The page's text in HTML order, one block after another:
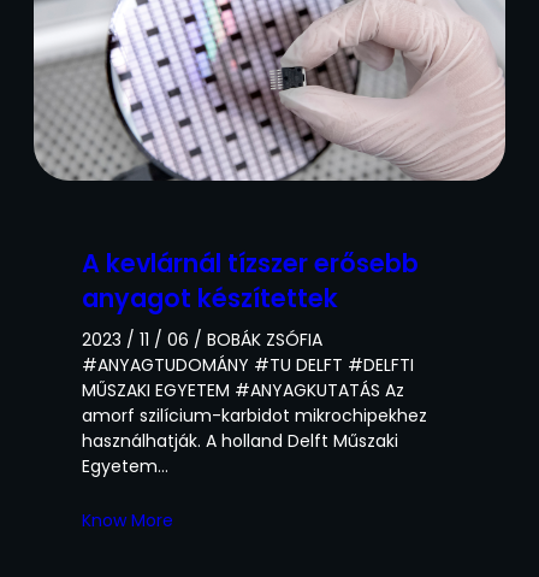
A kevlárnál tízszer erősebb
anyagot készítettek
2023 / 11 / 06 / BOBÁK ZSÓFIA
#ANYAGTUDOMÁNY #TU DELFT #DELFTI
MŰSZAKI EGYETEM #ANYAGKUTATÁS Az
amorf szilícium-karbidot mikrochipekhez
használhatják. A holland Delft Műszaki
Egyetem…
Know More